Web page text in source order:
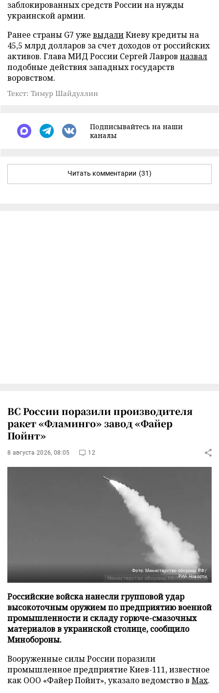
заблокированных средств России на нужды
украинской армии.
Ранее страны G7 уже выдалиКиеву кредиты на
45,5 млрд долларов за счет доходов от российских
активов. Глава МИД России Сергей Лавров назвал
подобные действия западных государств
воровством.
Текст: Тимур Шайдуллин
Подписывайтесь на наши
каналы
Читать комментарии (31)
ВС России поразили производителя
ракет «Фламинго» завод «Файер
Пойнт»
8 августа 2026, 08:05 12
Фото: Министерство обороны РФ/
РИА Новости
Российские войска нанесли групповой удар
высокоточным оружием по предприятию военной
промышленности и складу горюче-смазочных
материалов в украинской столице, сообщило
Минобороны.
Вооруженные силы России поразили
промышленное предприятие Киев-111, известное
как ООО «Файер Пойнт», указало ведомство в Max.